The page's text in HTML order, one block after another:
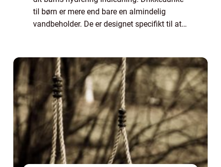
til børn er mere end bare en almindelig
vandbeholder. De er designet specifikt til at